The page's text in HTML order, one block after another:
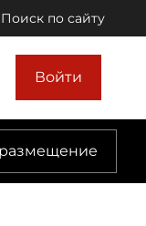
Поиск по сайту
Войти